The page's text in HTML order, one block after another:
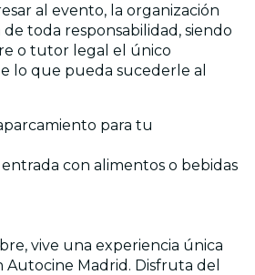
al evento, la organización
toda responsabilidad, siendo
o tutor legal el único
lo que pueda sucederle al
para tu
con alimentos o bebidas
vive una experiencia única
Autocine Madrid. Disfruta del